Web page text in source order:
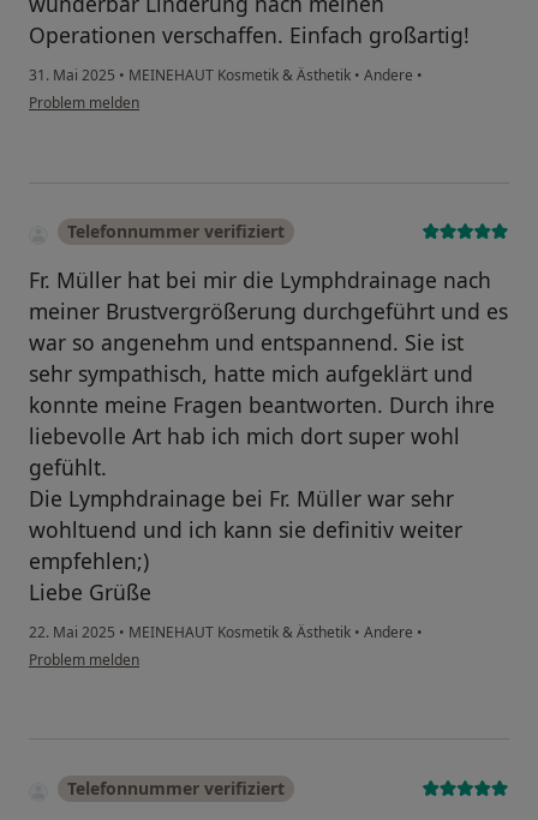
Operationen verschaffen. Einfach großartig!
31. Mai 2025 • MEINEHAUT Kosmetik & Ästhetik • Andere •
Problem melden
Telefonnummer verifiziert
Fr. Müller hat bei mir die Lymphdrainage nach
meiner Brustvergrößerung durchgeführt und es
war so angenehm und entspannend. Sie ist
sehr sympathisch, hatte mich aufgeklärt und
konnte meine Fragen beantworten. Durch ihre
liebevolle Art hab ich mich dort super wohl
gefühlt.
Die Lymphdrainage bei Fr. Müller war sehr
wohltuend und ich kann sie definitiv weiter
empfehlen;)
Liebe Grüße
22. Mai 2025 • MEINEHAUT Kosmetik & Ästhetik • Andere •
Problem melden
Telefonnummer verifiziert